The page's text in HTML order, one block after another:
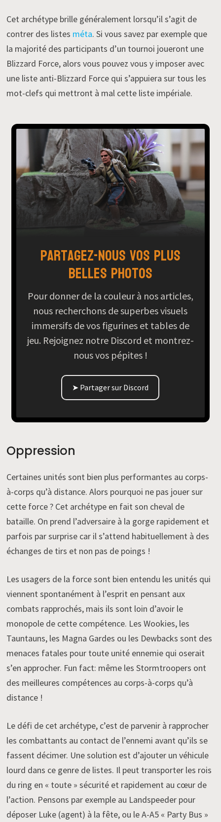
Cet archétype brille généralement lorsqu’il s’agit de
contrer des listes méta. Si vous savez par exemple que
la majorité des participants d’un tournoi joueront une
Blizzard Force, alors vous pouvez vous y imposer avec
une liste anti-Blizzard Force qui s’appuiera sur tous les
mot-clefs qui mettront à mal cette liste impériale.
Partagez-nous vos plus
belles photos
Pour donner de la couleur à nos articles,
nous recherchons de superbes visuels
immersifs de vos figurines et tables de
jeu. Rejoignez notre Discord et montrez-
nous vos pépites !
➤ Partager sur Discord
Oppression
Certaines unités sont bien plus performantes au corps-
à-corps qu’à distance. Alors pourquoi ne pas jouer sur
cette force ? Cet archétype en fait son cheval de
bataille. On prend l’adversaire à la gorge rapidement et
parfois par surprise car il s’attend habituellement à des
échanges de tirs et non pas de poings !
Les usagers de la force sont bien entendu les unités qui
viennent spontanément à l’esprit en pensant aux
combats rapprochés, mais ils sont loin d’avoir le
monopole de cette compétence. Les Wookies, les
Tauntauns, les Magna Gardes ou les Dewbacks sont des
menaces fatales pour toute unité ennemie qui oserait
s’en approcher. Fun fact: même les Stormtroopers ont
des meilleures compétences au corps-à-corps qu’à
distance !
Le défi de cet archétype, c’est de parvenir à rapprocher
les combattants au contact de l’ennemi avant qu’ils se
fassent décimer. Une solution est d’ajouter un véhicule
lourd dans ce genre de listes. Il peut transporter les rois
du ring en « toute » sécurité et rapidement au cœur de
l’action. Pensons par exemple au Landspeeder pour
déposer Luke (agent) à la fête, ou le A-A5 « Party Bus »